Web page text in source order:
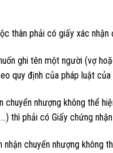
thân phải có giấy xác nhận
ghi tên một người (vợ
quy định của pháp luật
nhượng không thể
thì phải có Giấy chứng
chuyển nhượng